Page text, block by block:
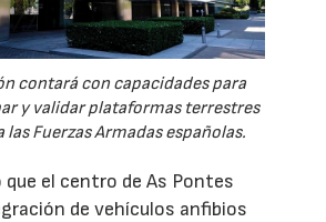
contará con capacidades para
y validar plataformas terrestres
las Fuerzas Armadas españolas.
el centro de As Pontes
de vehículos anfibios